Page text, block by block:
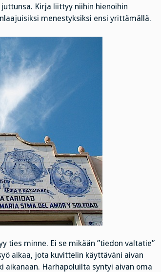
Kirja liittyy niihin hienoihin
menestyksiksi ensi yrittämällä.
ties minne. Ei se mikään ”tiedon valtatie”
aikaa, jota kuvittelin käyttäväni aivan
Harhapoluilta syntyi aivan oma